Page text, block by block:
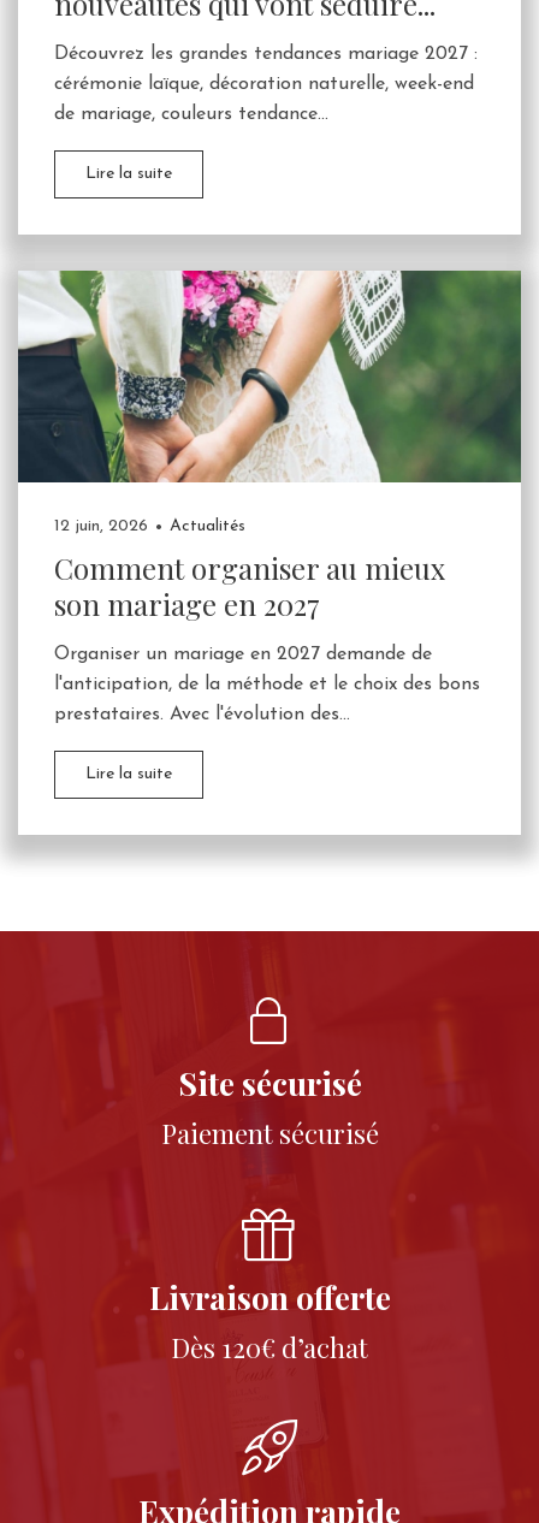
Découvrez les grandes tendances mariage 2027 :
cérémonie laïque, décoration naturelle, week-end
de mariage, couleurs tendance...
Lire la suite
12 juin, 2026 Actualités
Comment organiser au mieux
son mariage en 2027
Organiser un mariage en 2027 demande de
l'anticipation, de la méthode et le choix des bons
prestataires. Avec l'évolution des...
Lire la suite
Site sécurisé
Paiement sécurisé
Livraison offerte
Dès 120€ d’achat
Expédition rapide